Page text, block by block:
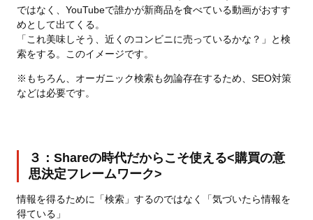
ではなく、YouTubeで誰かが新商品を食べている動画がおすす
めとして出てくる。
「これ美味しそう、近くのコンビニに売っているかな？」と検
索をする。このイメージです。
※もちろん、オーガニック検索も勿論存在するため、SEO対策
などは必要です。
３：Shareの時代だからこそ使える<購買の意
思決定フレームワーク>
情報を得るために「検索」するのではなく「気づいたら情報を
得ている」